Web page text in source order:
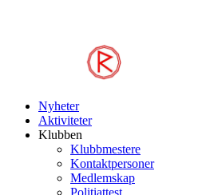
Nyheter
Aktiviteter
Klubben
Klubbmestere
Kontaktpersoner
Medlemskap
Politiattest